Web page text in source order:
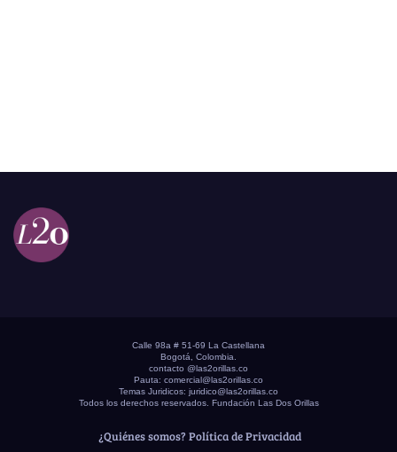
Calle 98a # 51-69 La Castellana
Bogotá, Colombia.
contacto @las2orillas.co
Pauta: comercial@las2orillas.co
Temas Juridicos: juridico@las2orillas.co
Todos los derechos reservados. Fundación Las Dos Orillas
¿Quiénes somos? Política de Privacidad